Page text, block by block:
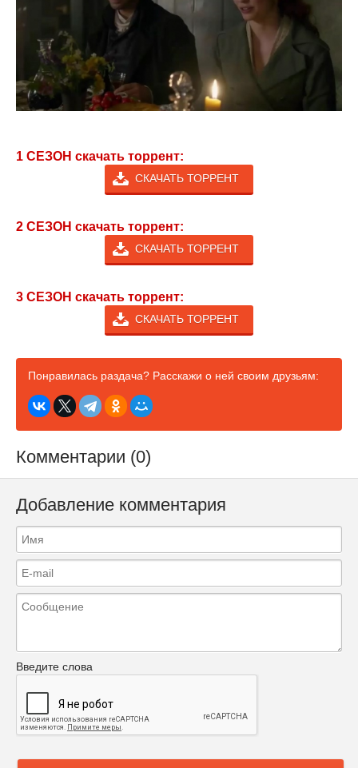
1 СЕЗОН скачать торрент:
СКАЧАТЬ ТОРРЕНТ
2 СЕЗОН скачать торрент:
СКАЧАТЬ ТОРРЕНТ
3 СЕЗОН скачать торрент:
СКАЧАТЬ ТОРРЕНТ
Понравилась раздача? Расскажи о ней своим друзьям:
Комментарии (0)
Добавление комментария
Введите слова